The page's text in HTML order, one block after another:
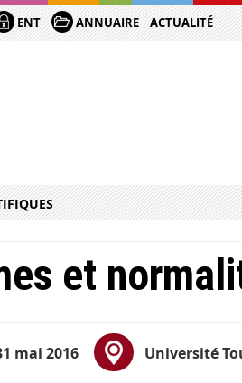
ENT ANNUAIRE ACTUALITÉ
et
mai 2016 Université